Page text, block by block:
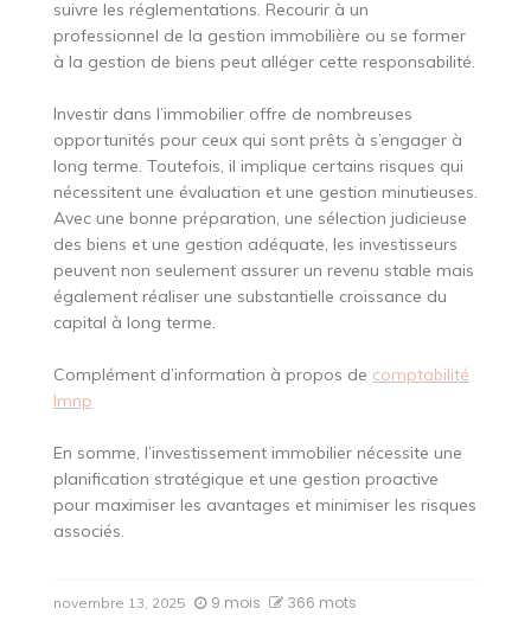
suivre les réglementations. Recourir à un
professionnel de la gestion immobilière ou se former
à la gestion de biens peut alléger cette responsabilité.
Investir dans l’immobilier offre de nombreuses
opportunités pour ceux qui sont prêts à s’engager à
long terme. Toutefois, il implique certains risques qui
nécessitent une évaluation et une gestion minutieuses.
Avec une bonne préparation, une sélection judicieuse
des biens et une gestion adéquate, les investisseurs
peuvent non seulement assurer un revenu stable mais
également réaliser une substantielle croissance du
capital à long terme.
Complément d’information à propos de comptabilité
lmnp
En somme, l’investissement immobilier nécessite une
planification stratégique et une gestion proactive
pour maximiser les avantages et minimiser les risques
associés.
novembre 13, 2025 9 mois 366 mots